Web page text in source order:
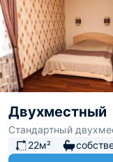
Двухместный
Стандартный
22м²